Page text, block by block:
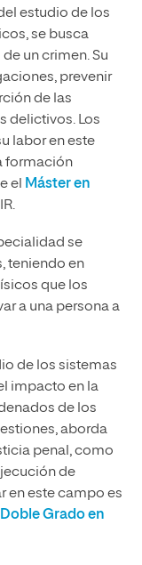
estudio de los
se busca
un crimen. Su
prevenir
de las
delictivos. Los
labor en este
formación
el
Máster en
se
teniendo en
que los
a una persona a
de los sistemas
impacto en la
de los
aborda
penal, como
de
en este campo es
Doble Grado en